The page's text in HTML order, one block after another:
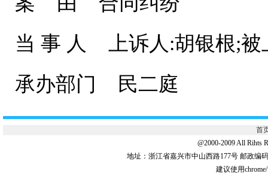
当 事 人 上诉人:胡银根;被
承办部门 民二庭
首
@2000-2009 All Rihts
地址：浙江省嘉兴市中山西路177号 邮政编
建议使用